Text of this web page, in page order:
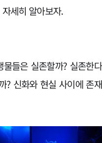
세히 알아보자.
들은 실존할까? 실존한다
? 신화와 현실 사이에 존재